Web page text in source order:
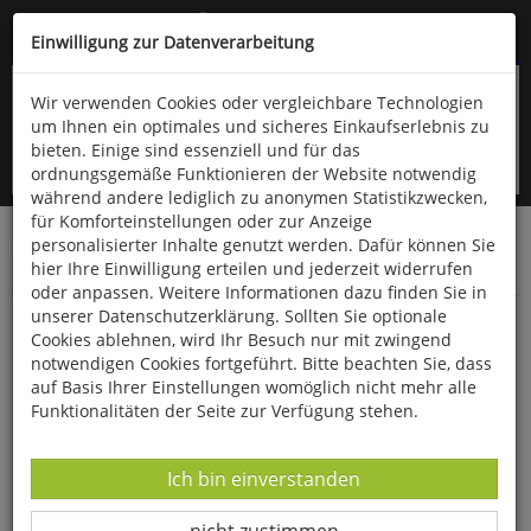
Kompletten Head der Seite überspringen
oder (06766) 9323-960
Startseite Bücher Downloads
Zeitschriften
Der Falke
Trauerenten in der Nordsee
Einwilligung zur Datenverarbeitung
Wir verwenden Cookies oder vergleichbare Technologien
um Ihnen ein optimales und sicheres Einkaufserlebnis zu
bieten. Einige sind essenziell und für das
ordnungsgemäße Funktionieren der Website notwendig
während andere lediglich zu anonymen Statistikzwecken,
für Komforteinstellungen oder zur Anzeige
personalisierter Inhalte genutzt werden. Dafür können Sie
hier Ihre Einwilligung erteilen und jederzeit widerrufen
oder anpassen. Weitere Informationen dazu finden Sie in
unserer Datenschutzerklärung. Sollten Sie optionale
Cookies ablehnen, wird Ihr Besuch nur mit zwingend
notwendigen Cookies fortgeführt. Bitte beachten Sie, dass
auf Basis Ihrer Einstellungen womöglich nicht mehr alle
Funktionalitäten der Seite zur Verfügung stehen.
Datenverarbeitung -
Ich bin einverstanden